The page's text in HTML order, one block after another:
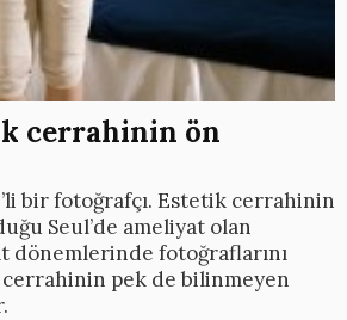
cerrahinin ön
bir fotoğrafçı. Estetik cerrahinin
Seul’de ameliyat olan
dönemlerinde fotoğraflarını
pek de bilinmeyen